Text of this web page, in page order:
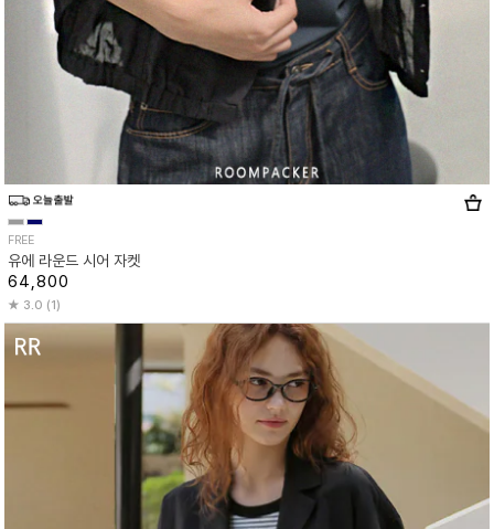
FREE
유에 라운드 시어 자켓
64,800
3.0 (1)